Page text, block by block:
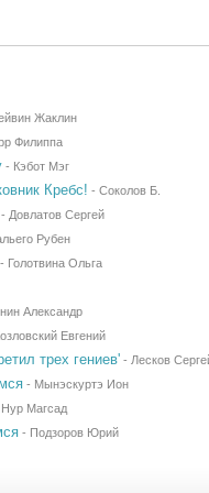
Жаклин
Филиппа
- Кэбот Мэг
Кребс! - Соколов Б.
Довлатов Сергей
Рубен
- Голотвина Ольга
Александр
Евгений
трех гениев'- Лесков
- Мынэскуртэ Ион
Нур Магсад
- Подзоров Юрий